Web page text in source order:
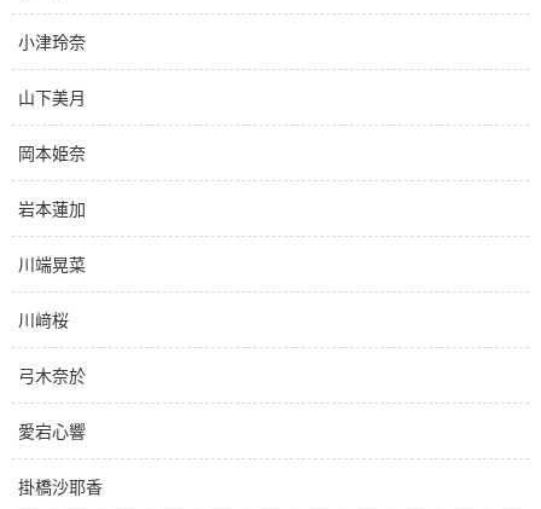
小津玲奈
山下美月
岡本姫奈
岩本蓮加
川端晃菜
川﨑桜
弓木奈於
愛宕心響
掛橋沙耶香